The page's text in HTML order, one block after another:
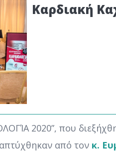
Καρδιακή
2020”, που
από τον κ.